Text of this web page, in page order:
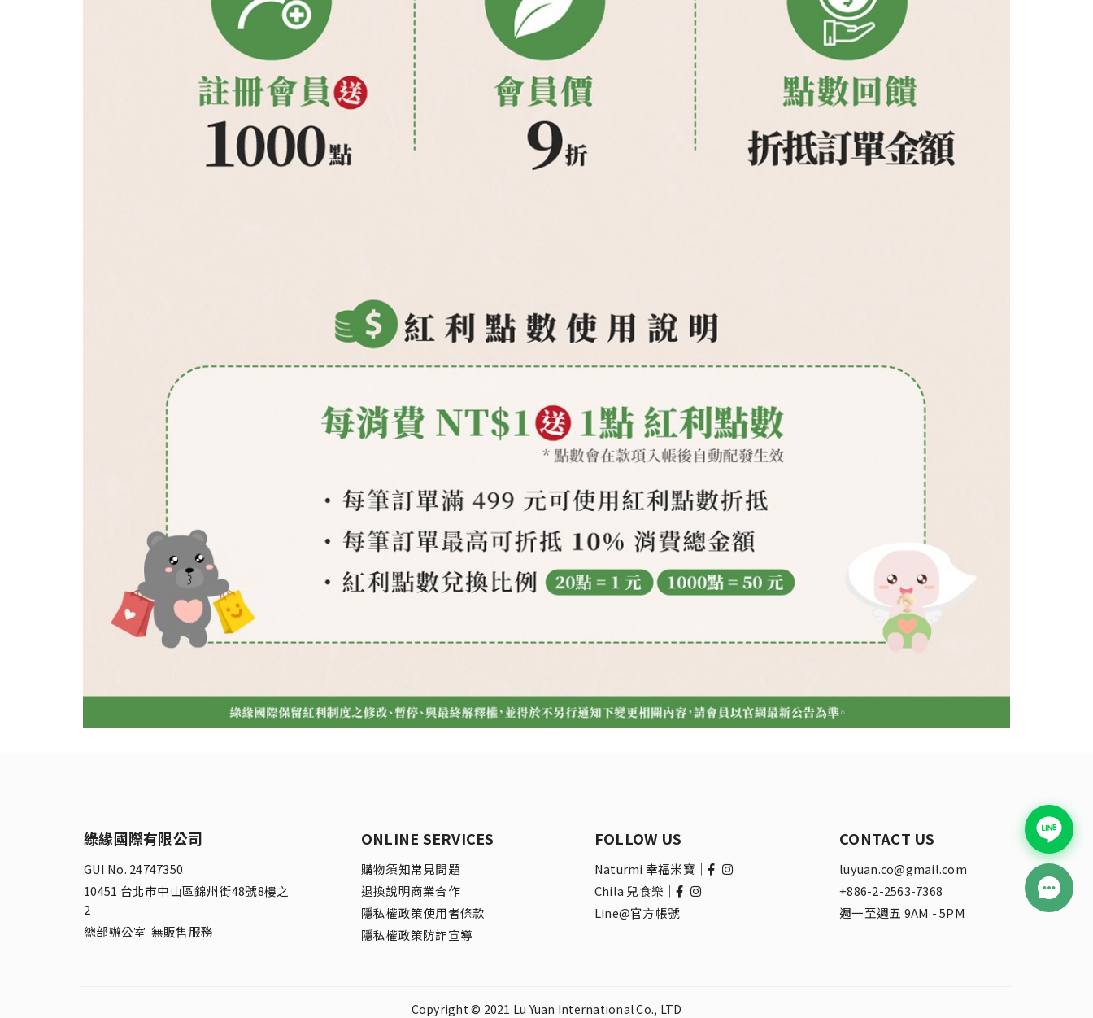
綠緣國際有限公司
GUI No. 24747350
10451 台北市中山區錦州街48號8樓之
2
總部辦公室 無販售服務
ONLINE SERVICES
購物須知常見問題
退換說明商業合作
隱私權政策使用者條款
隱私權政策防詐宣導
FOLLOW US
Naturmi 幸福米寶｜
Chila 兒食樂｜
Line@官方帳號
CONTACT US
luyuan.co@gmail.com
+886-2-2563-7368
週一至週五 9AM - 5PM
Copyright © 2021 Lu Yuan International Co., LTD